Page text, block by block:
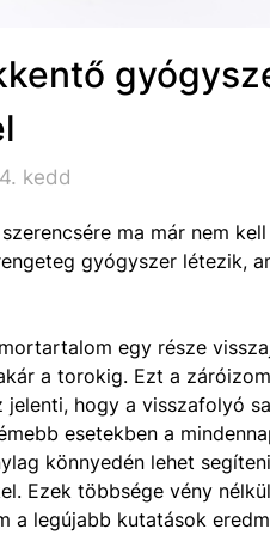
kedd
ma már nem kell
gyógyszer létezik,
egy része
a torokig. Ezt a
hogy a visszafolyó
esetekben a
könnyedén lehet segíteni
Ezek többsége vény nélkül
a legújabb kutatások